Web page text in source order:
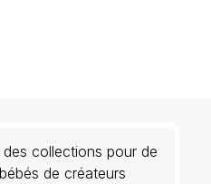
collections pour de
de créateurs